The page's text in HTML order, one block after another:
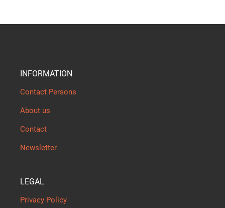
INFORMATION
Contact Persons
About us
Contact
Newsletter
LEGAL
Privacy Policy